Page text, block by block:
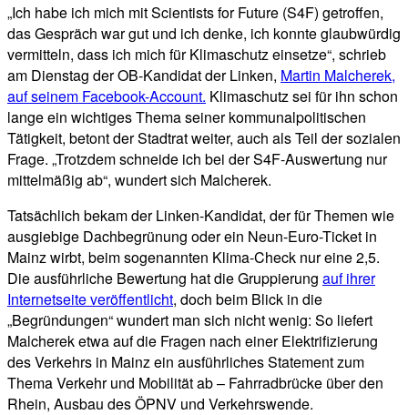
„Ich habe ich mich mit Scientists for Future (S4F) getroffen,
das Gespräch war gut und ich denke, ich konnte glaubwürdig
vermitteln, dass ich mich für Klimaschutz einsetze“, schrieb
am Dienstag der OB-Kandidat der Linken, Martin Malcherek,
auf seinem Facebook-Account. Klimaschutz sei für ihn schon
lange ein wichtiges Thema seiner kommunalpolitischen
Tätigkeit, betont der Stadtrat weiter, auch als Teil der sozialen
Frage. „Trotzdem schneide ich bei der S4F-Auswertung nur
mittelmäßig ab“, wundert sich Malcherek.
Tatsächlich bekam der Linken-Kandidat, der für Themen wie
ausgiebige Dachbegrünung oder ein Neun-Euro-Ticket in
Mainz wirbt, beim sogenannten Klima-Check nur eine 2,5.
Die ausführliche Bewertung hat die Gruppierung auf ihrer
Internetseite veröffentlicht, doch beim Blick in die
„Begründungen“ wundert man sich nicht wenig: So liefert
Malcherek etwa auf die Fragen nach einer Elektrifizierung
des Verkehrs in Mainz ein ausführliches Statement zum
Thema Verkehr und Mobilität ab – Fahrradbrücke über den
Rhein, Ausbau des ÖPNV und Verkehrswende.